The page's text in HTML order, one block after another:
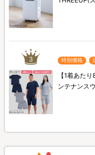
3 特別価格
【1着あた
ンテナンス